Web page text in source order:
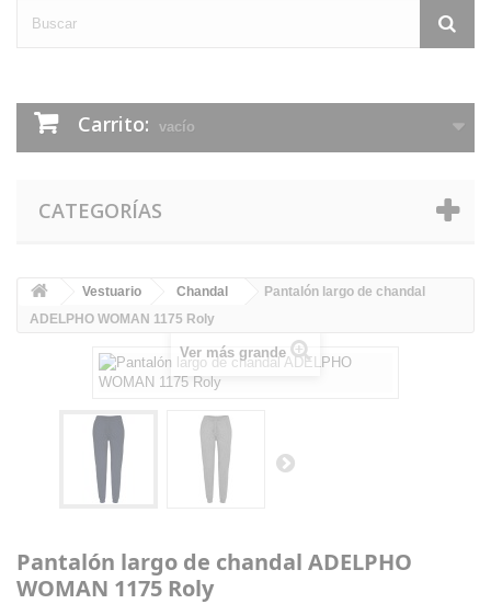
Carrito: vacío
CATEGORÍAS
Vestuario Chandal
Pantalón largo de chandal
ADELPHO WOMAN 1175 Roly
Ver más grande
Pantalón largo de chandal ADELPHO
WOMAN 1175 Roly